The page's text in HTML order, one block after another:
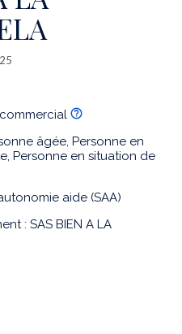
âgée, Personne en
Personne en situation de
aide (SAA)
: SAS BIEN A LA